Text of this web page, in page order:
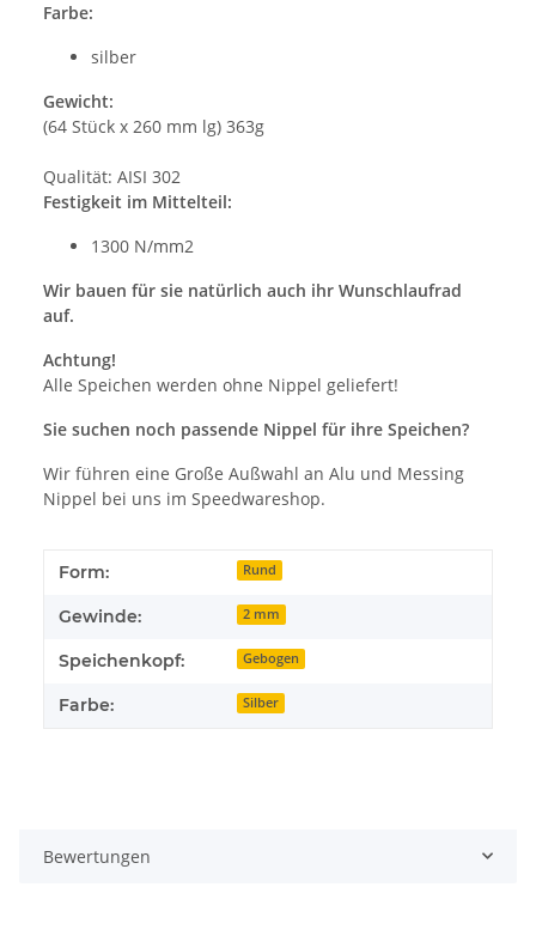
Farbe:
silber
Gewicht:
(64 Stück x 260 mm lg) 363g
Qualität: AISI 302
Festigkeit im Mittelteil:
1300 N/mm2
Wir bauen für sie natürlich auch ihr Wunschlaufrad
auf.
Achtung!
Alle Speichen werden ohne Nippel geliefert!
Sie suchen noch passende Nippel für ihre Speichen?
Wir führen eine Große Außwahl an Alu und Messing
Nippel bei uns im Speedwareshop.
Form: Rund
Gewinde: 2 mm
Speichenkopf: Gebogen
Farbe: Silber
Bewertungen